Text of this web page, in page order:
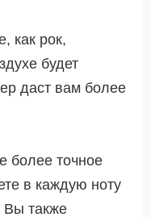
как рок,
будет
даст вам более
более точное
в каждую ноту
Вы также